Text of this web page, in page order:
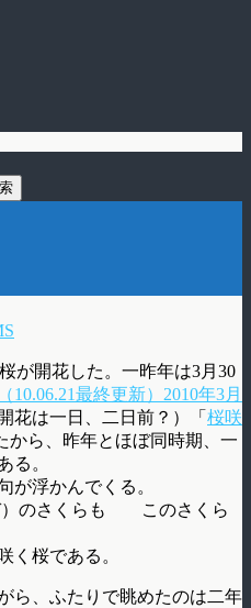
が開花した。一昨年は3月30
10.06.21最終更新）2010年3月
は一日、二日前？）「 桜咲
から、昨年とほぼ同時期、一
る。
が浮かんでくる。
のさくらも このさくら
く桜である。
ら、ふたりで眺めたのは二年